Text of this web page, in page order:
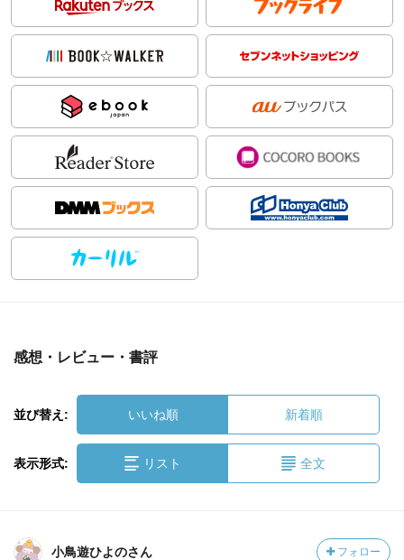
感想・レビュー・書評
並び替え: いいね順 新着順
表示形式: リスト 全文
小鳥遊ひよのさん フォロー